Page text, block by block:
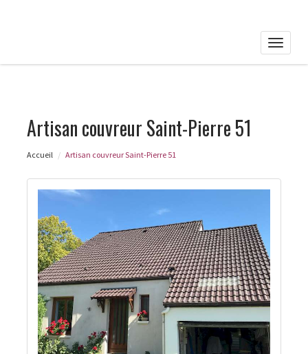
Toggle
Artisan couvreur Saint-Pierre 51
Accueil Artisan couvreur Saint-Pierre 51